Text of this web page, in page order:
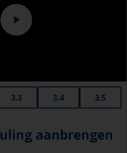
3.3 3.4 3.5
aanbrengen